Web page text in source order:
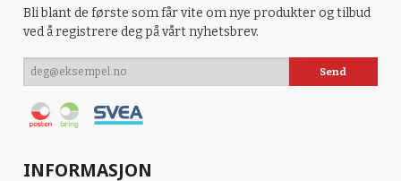
Bli blant de første som får vite om nye produkter og tilbud
ved å registrere deg på vårt nyhetsbrev.
INFORMASJON